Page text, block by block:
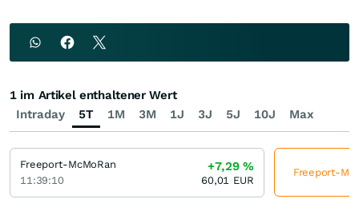
Intraday 5T 1M 3M 1J 3J 5J 10J Max
1 im Artikel enthaltener Wert
Freeport-McMoRan
11:39:10
+7,29%
60,01 EUR
Freeport-